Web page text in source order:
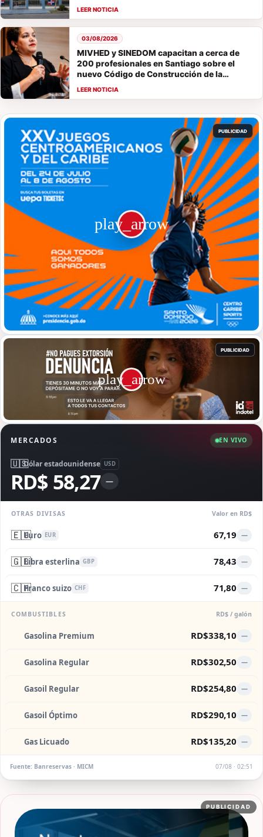
MIVHED y SINEDOM capacitan a cerca de
200 profesionales en Santiago sobre el
nuevo Código de Construcción de la
República Dominicana
03/08/2026
MERCADOS EN VIVO
🇺🇸Dólar estadounidense USD
RD$ 58,27 —
OTRAS DIVISAS Valor en RD$
🇪🇺Euro EUR 67,19 —
🇬🇧Libra esterlina GBP 78,43 —
🇨🇭Franco suizo CHF 71,80 —
COMBUSTIBLES RD$ / galón
Gasolina Premium RD$338,10 —
Gasolina Regular RD$302,50 —
Gasoil Regular RD$254,80 —
Gasoil Óptimo RD$290,10 —
Gas Licuado RD$135,20 —
Fuente: Banreservas · MICM 07/08 · 02:51
PUBLICIDAD